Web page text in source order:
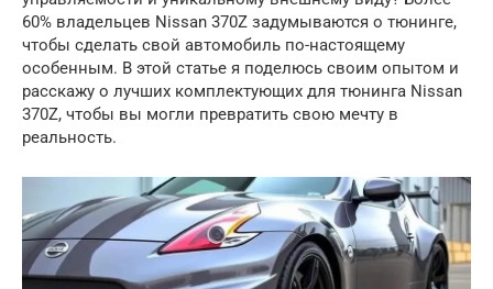
60% владельцев Nissan 370Z задумываются о тюнинге,
чтобы сделать свой автомобиль по-настоящему
особенным. В этой статье я поделюсь своим опытом и
расскажу о лучших комплектующих для тюнинга Nissan
370Z, чтобы вы могли превратить свою мечту в
реальность.